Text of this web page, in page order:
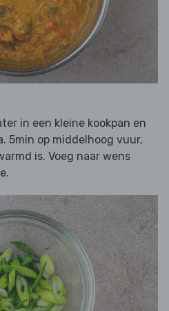
in een kleine kookpan en
5min op middelhoog vuur,
is. Voeg naar wens